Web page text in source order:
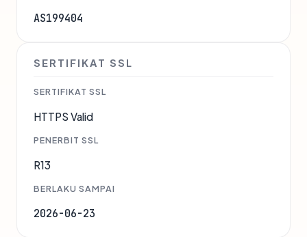
AS199404
SERTIFIKAT SSL
SERTIFIKAT SSL
HTTPS Valid
PENERBIT SSL
R13
BERLAKU SAMPAI
2026-06-23